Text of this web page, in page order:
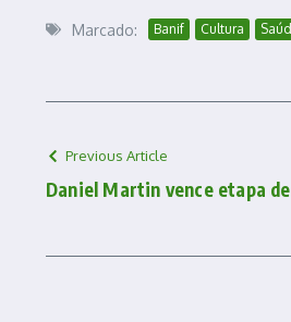
Marcado: Banif Cultura
Previous Article
Daniel Martin vence etapa